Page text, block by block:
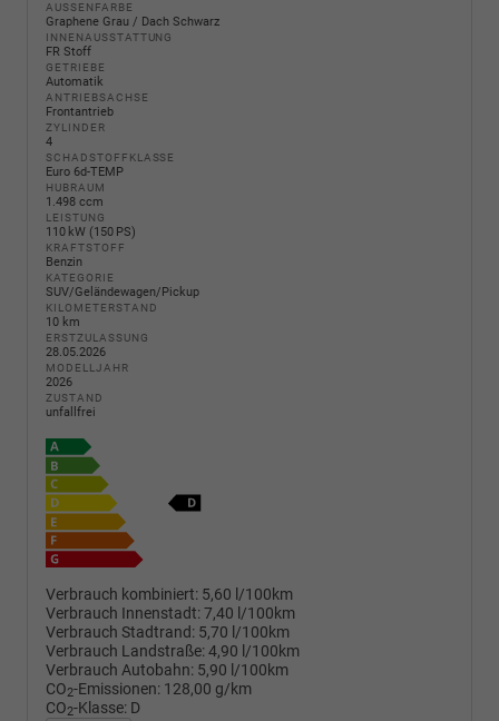
AUSSENFARBE
Graphene Grau / Dach Schwarz
INNENAUSSTATTUNG
FR Stoff
GETRIEBE
Automatik
ANTRIEBSACHSE
Frontantrieb
ZYLINDER
4
SCHADSTOFFKLASSE
Euro 6d-TEMP
HUBRAUM
1.498 ccm
LEISTUNG
110 kW (150 PS)
KRAFTSTOFF
Benzin
KATEGORIE
SUV/Geländewagen/Pickup
KILOMETERSTAND
10 km
ERSTZULASSUNG
28.05.2026
MODELLJAHR
2026
ZUSTAND
unfallfrei
Verbrauch kombiniert: 5,60 l/100km
Verbrauch Innenstadt:7,40 l/100km
Verbrauch Stadtrand: 5,70 l/100km
Verbrauch Landstraße:4,90 l/100km
Verbrauch Autobahn: 5,90 l/100km
CO2-Emissionen: 128,00 g/km
CO2-Klasse: D